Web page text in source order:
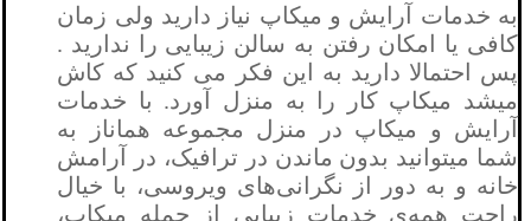
به خدمات آرایش و میکاپ نیاز دارید ولی زمان
کافی یا امکان رفتن به سالن زیبایی را ندارید .
پس احتمالا دارید به این فکر می کنید که کاش
میشد میکاپ کار را به منزل آورد. با خدمات
آرایش و میکاپ در منزل مجموعه هماناز به
شما میتوانید بدون ماندن در ترافیک، در آرامش
خانه و به دور از نگرانی‌های ویروسی، با خیال
راحت همه‌ی خدمات زیبایی از جمله میکاپ،